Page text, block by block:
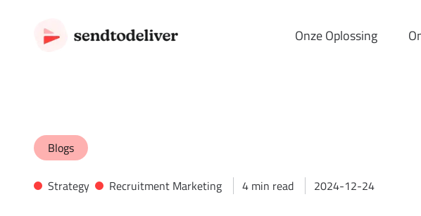
Onze Oplossing
Blogs
Strategy Recruitment Marketing 4 min read 2024-12-24